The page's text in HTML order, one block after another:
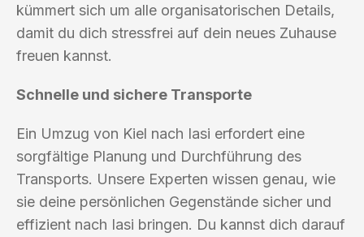
kümmert sich um alle organisatorischen Details,
damit du dich stressfrei auf dein neues Zuhause
freuen kannst.
Schnelle und sichere Transporte
Ein Umzug von Kiel nach Iasi erfordert eine
sorgfältige Planung und Durchführung des
Transports. Unsere Experten wissen genau, wie
sie deine persönlichen Gegenstände sicher und
effizient nach Iasi bringen. Du kannst dich darauf